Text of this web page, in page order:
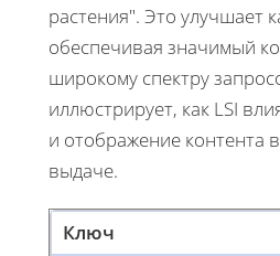
растения". Это улучшает
обеспечивая значимый
широкому спектру
иллюстрирует, как LSI
и отображение контента
выдаче.
Ключ